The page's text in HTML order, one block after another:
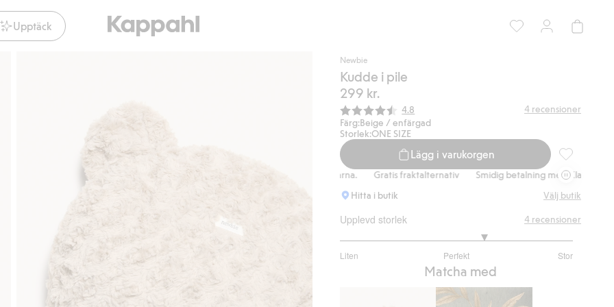
Upptäck
Newbie
Kudde i pile
299 kr.
Snittbetyg:
4.8 4 recensioner
Färg:Beige / enfärgad
Storlek:ONE SIZE
Lägg i varukorgen
Kudde i
Gratis fraktalternativ Smidig betalning med Klarna. Gratis fraktalternativ Smidig betalning med Klarna.
Hitta i butik
Välj butik
Upplevd storlek
Liten Perfekt Stor
utav
4 recensioner
Matcha med